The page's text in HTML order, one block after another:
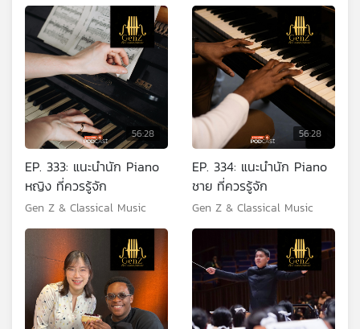
56:28
EP. 333: แนะนำนัก Piano
หญิง ที่ควรรู้จัก
Gen Z & Classical Music
56:28
EP. 334: แนะนำนัก Piano
ชาย ที่ควรรู้จัก
Gen Z & Classical Music